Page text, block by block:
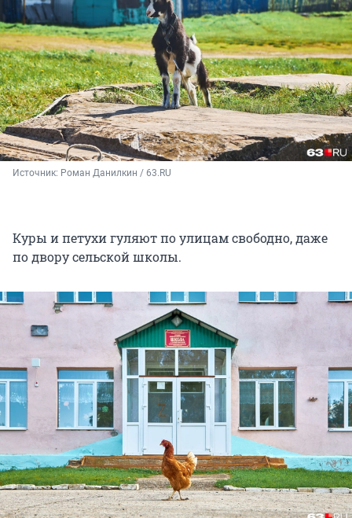
Источник: Роман Данилкин / 63.RU
Куры и петухи гуляют по улицам свободно, даже
по двору сельской школы.